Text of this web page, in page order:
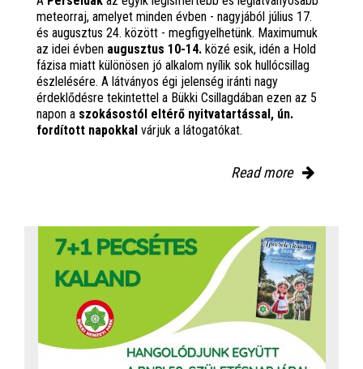
meteorraj, amelyet minden évben - nagyjából július 17.
és augusztus 24. között - megfigyelhetünk. Maximumuk
az idei évben augusztus 10-14. közé esik, idén a Hold
fázisa miatt különösen jó alkalom nyílik sok hullócsillag
észlelésére. A látványos égi jelenség iránti nagy
érdeklődésre tekintettel a Bükki Csillagdában ezen az 5
napon a szokásostól eltérő nyitvatartással, ún.
fordított napokkal várjuk a látogatókat.
Read more